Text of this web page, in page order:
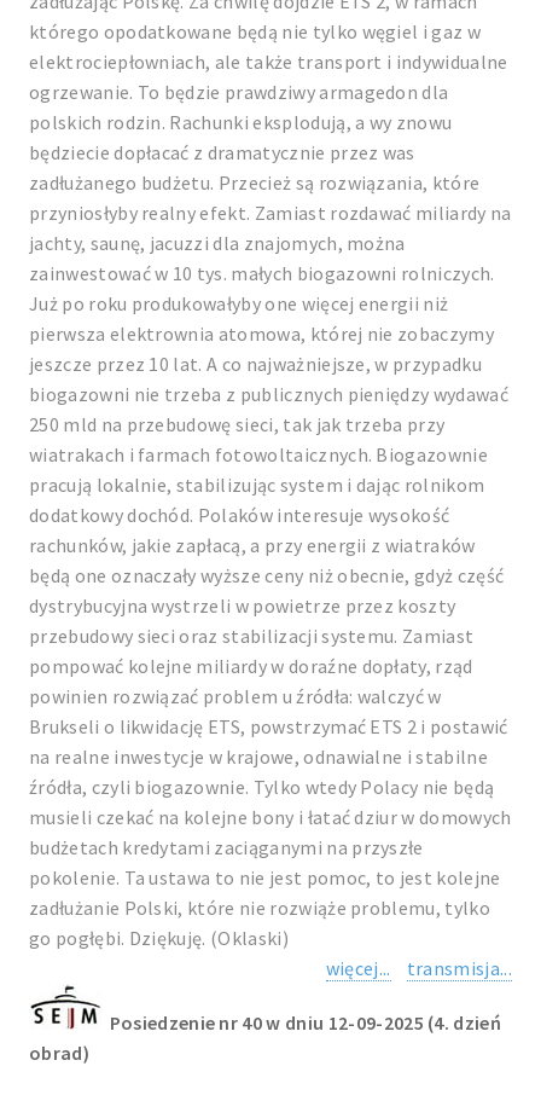
którego opodatkowane będą nie tylko węgiel i gaz w
elektrociepłowniach, ale także transport i indywidualne
ogrzewanie. To będzie prawdziwy armagedon dla
polskich rodzin. Rachunki eksplodują, a wy znowu
będziecie dopłacać z dramatycznie przez was
zadłużanego budżetu. Przecież są rozwiązania, które
przyniosłyby realny efekt. Zamiast rozdawać miliardy na
jachty, saunę, jacuzzi dla znajomych, można
zainwestować w 10 tys. małych biogazowni rolniczych.
Już po roku produkowałyby one więcej energii niż
pierwsza elektrownia atomowa, której nie zobaczymy
jeszcze przez 10 lat. A co najważniejsze, w przypadku
biogazowni nie trzeba z publicznych pieniędzy wydawać
250 mld na przebudowę sieci, tak jak trzeba przy
wiatrakach i farmach fotowoltaicznych. Biogazownie
pracują lokalnie, stabilizując system i dając rolnikom
dodatkowy dochód. Polaków interesuje wysokość
rachunków, jakie zapłacą, a przy energii z wiatraków
będą one oznaczały wyższe ceny niż obecnie, gdyż część
dystrybucyjna wystrzeli w powietrze przez koszty
przebudowy sieci oraz stabilizacji systemu. Zamiast
pompować kolejne miliardy w doraźne dopłaty, rząd
powinien rozwiązać problem u źródła: walczyć w
Brukseli o likwidację ETS, powstrzymać ETS 2 i postawić
na realne inwestycje w krajowe, odnawialne i stabilne
źródła, czyli biogazownie. Tylko wtedy Polacy nie będą
musieli czekać na kolejne bony i łatać dziur w domowych
budżetach kredytami zaciąganymi na przyszłe
pokolenie. Ta ustawa to nie jest pomoc, to jest kolejne
zadłużanie Polski, które nie rozwiąże problemu, tylko
go pogłębi. Dziękuję. (Oklaski)
więcej...
transmisja...
Posiedzenie nr 40 w dniu 12-09-2025 (4. dzień
obrad)